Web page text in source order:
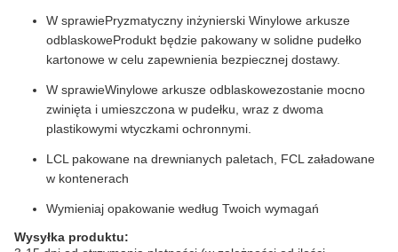
W sprawiePryzmatyczny inżynierski Winylowe arkusze
odblaskoweProdukt będzie pakowany w solidne pudełko
kartonowe w celu zapewnienia bezpiecznej dostawy.
W sprawieWinylowe arkusze odblaskowezostanie mocno
zwinięta i umieszczona w pudełku, wraz z dwoma
plastikowymi wtyczkami ochronnymi.
LCL pakowane na drewnianych paletach, FCL załadowane
w kontenerach
Wymieniaj opakowanie według Twoich wymagań
Wysyłka produktu: